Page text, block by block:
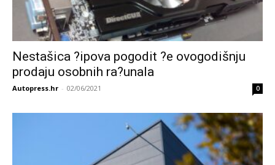
Nestašica ?ipova pogodit ?e ovogodišnju
prodaju osobnih ra?unala
Autopress.hr - 02/06/2021 0